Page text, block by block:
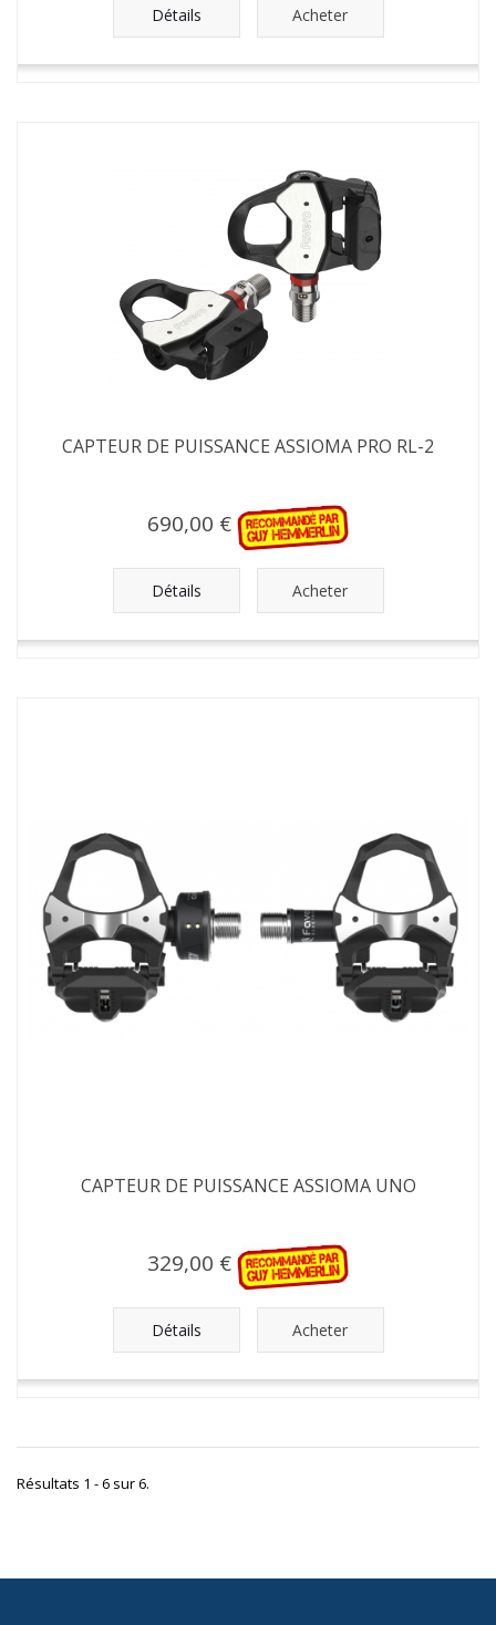
Détails Acheter
CAPTEUR DE PUISSANCE ASSIOMA PRO RL-2
690,00 €
Détails Acheter
CAPTEUR DE PUISSANCE ASSIOMA UNO
329,00 €
Détails Acheter
Résultats 1 - 6 sur 6.